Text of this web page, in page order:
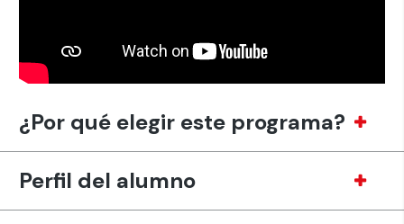
¿Por qué elegir este programa?
Perfil del alumno